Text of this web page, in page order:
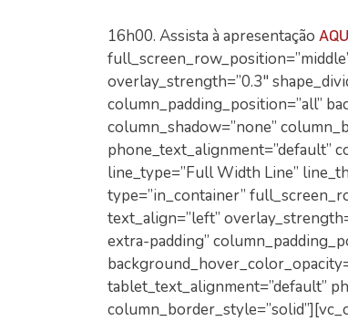
16h00. Assista à apresentação
overlay_strength=”0.3″
column_padding_position=”all”
column_shadow=”none”
phone_text_alignment=”default”
line_type=”Full Width Line”
type=”in_container”
text_align=”left”
extra-padding”
tablet_text_alignment=”default”